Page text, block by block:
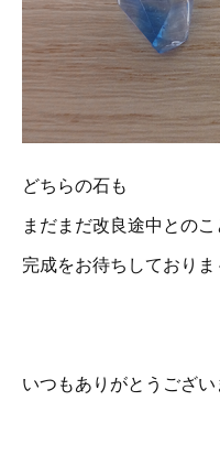
どちらの石も
まだまだ改良途中とのこ
完成をお待ちしており
いつもありがとうござい